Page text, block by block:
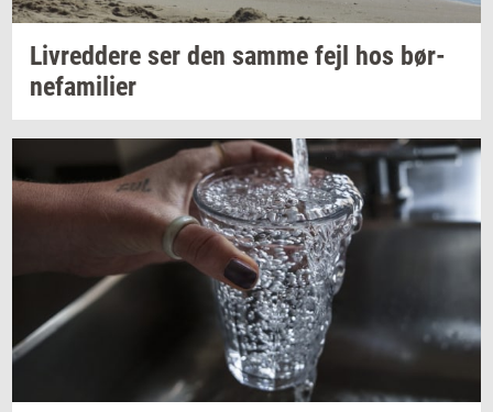
Liv­red­dere ser den samme fejl hos bør­
ne­fa­mi­li­er